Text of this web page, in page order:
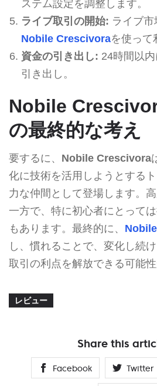
ステム設定を調整します。
ライブ取引の開始: ライブ市
Nobile Crescivoraを使って
資金の引き出し: 24時間以
引き出し。
Nobile
の最終的な考え
要するに、 Nobile Crescivora
化に技術を活用しようとする
力な仲間として登場します。
一方で、特に初心者にとって
もあります。最終的に、
し、慣れることで、変化し続
取引の利点を解放できる可能性
レビュー
Share this
Facebook Twitter